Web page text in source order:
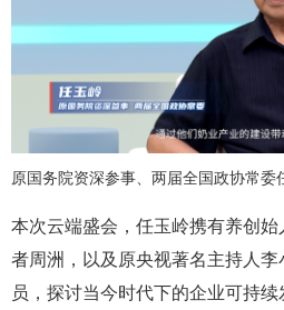
原国务院资深参事、两届全国政协常委
本次云端盛会，任玉岭携有养创
者周洲，以及原央视著名主持人
员，探讨当今时代下的企业可持